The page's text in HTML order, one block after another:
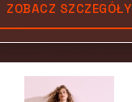
ZOBACZ SZCZEGÓŁY